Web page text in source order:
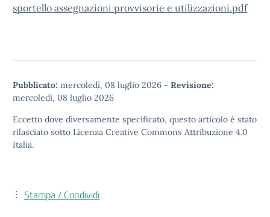
sportello assegnazioni provvisorie e utilizzazioni.pdf
Pubblicato: mercoledì, 08 luglio 2026 - Revisione:
mercoledì, 08 luglio 2026
Eccetto dove diversamente specificato, questo articolo è stato
rilasciato sotto Licenza Creative Commons Attribuzione 4.0
Italia.
Stampa / Condividi